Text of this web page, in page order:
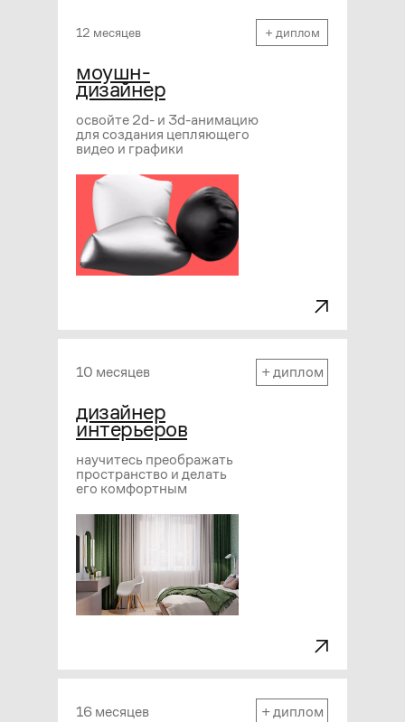
научитесь преображать
пространство и делать
его комфортным
дизайнер
интерьеров
10 месяцев + диплом
16 месяцев + диплом
освойте 2d- и 3d-анимацию
для создания цепляющего
видео и графики
моушн-
дизайнер
12 месяцев + диплом